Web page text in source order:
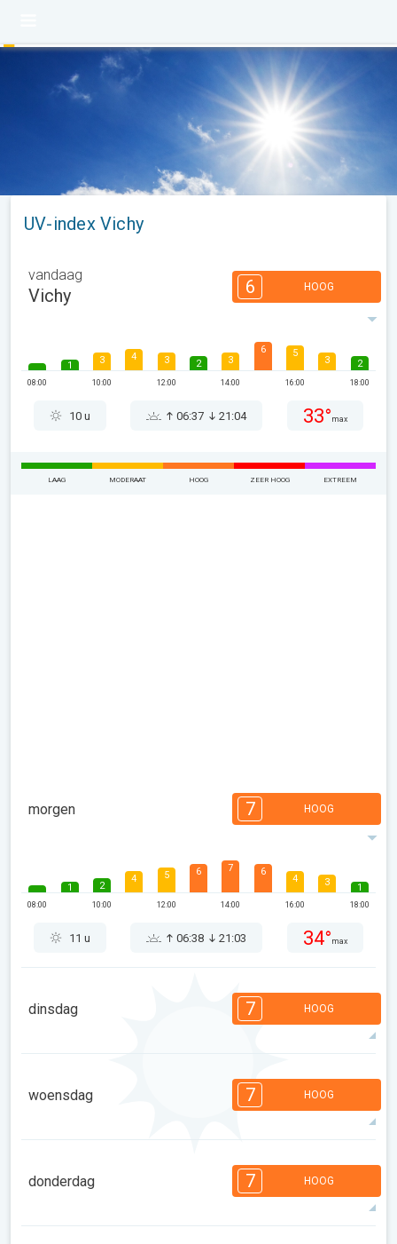
UV-index Vichy
vandaag
Vichy 6 HOOG
08:00
1 3
10:00
4 3
12:00
2 3
14:00
6 5
16:00
3 2
18:00
10 u 06:37 21:04 33° max
LAAG MODERAAT HOOG ZEER HOOG EXTREEM
morgen 7 HOOG
08:00
1 2
10:00
4 5
12:00
6 7
14:00
6
4
16:00
3 1
18:00
11 u 06:38 21:03 34° max
dinsdag 7 HOOG
10:00 14:00
3
12 u 06:40 21:01 35°max
woensdag 7 HOOG
10:00 14:00
3
13 u 06:41 21:00 37°max
donderdag 7 HOOG